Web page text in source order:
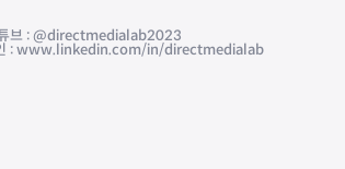
튜브 : @directmedialab2023
인 : www.linkedin.com/in/directmedialab